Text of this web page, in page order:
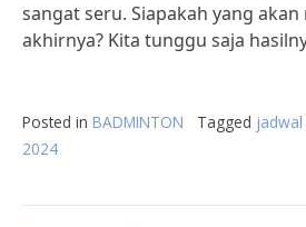
sangat seru. Siapakah yang
akhirnya? Kita tunggu saja
Posted in BADMINTON Tagged
2024